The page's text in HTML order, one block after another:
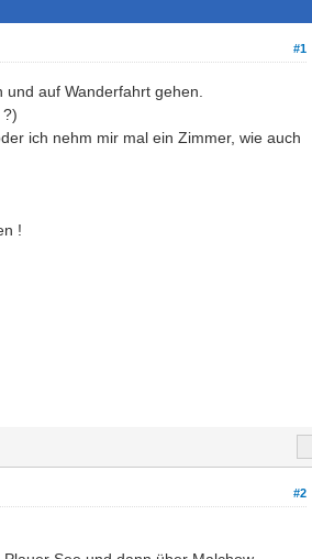
#1
auf Wanderfahrt gehen.
ich nehm mir mal ein Zimmer, wie auch
!
#2